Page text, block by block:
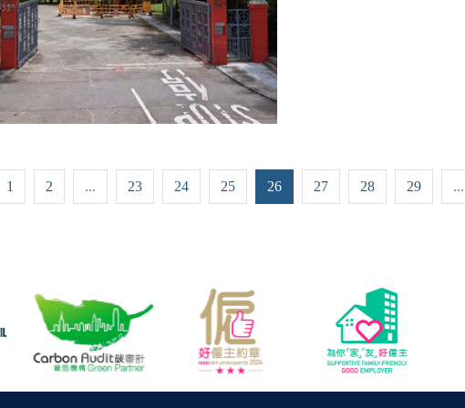
1 2 ... 23 24 25 26 27 28 29 ...